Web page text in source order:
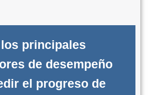
principales
de desempeño
el progreso de